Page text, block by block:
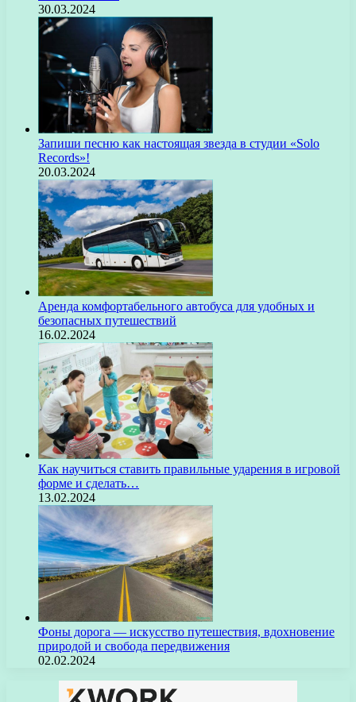
30.03.2024
Запиши песню как настоящая звезда в студии «Solo
Records»!
20.03.2024
Аренда комфортабельного автобуса для удобных и
безопасных путешествий
16.02.2024
Как научиться ставить правильные ударения в игровой
форме и сделать…
13.02.2024
Фоны дорога — искусство путешествия, вдохновение
природой и свобода передвижения
02.02.2024